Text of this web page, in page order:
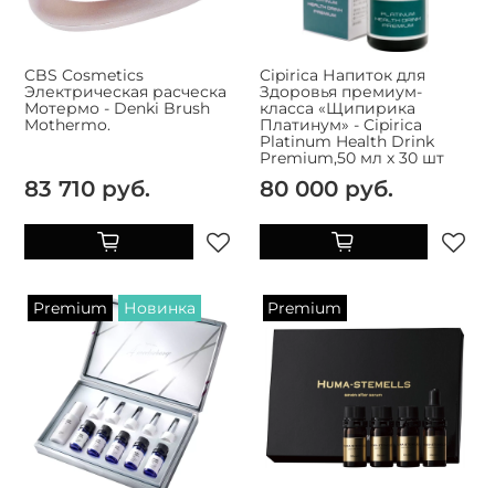
CBS Cosmetics
Электрическая расческа
Мотермо - Denki Brush
Mothermo.
83 710 руб.
Cipirica Напиток для
Здоровья премиум-
класса «Щипирика
Платинум» - Cipirica
Platinum Health Drink
Premium,50 мл х 30 шт
80 000 руб.
Premium Новинка Premium